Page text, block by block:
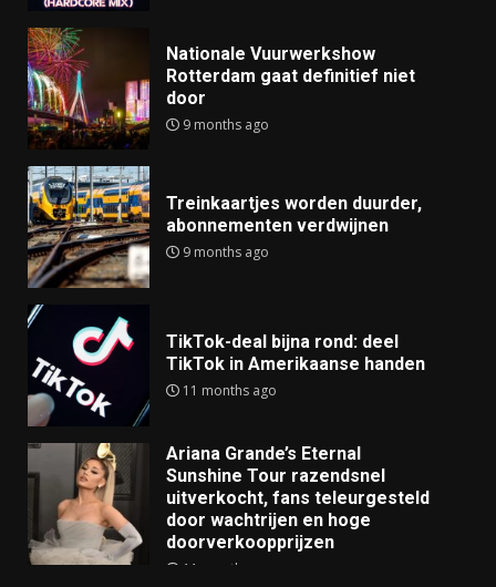
Nationale Vuurwerkshow
Rotterdam gaat definitief niet
door
9 months ago
Treinkaartjes worden duurder,
abonnementen verdwijnen
9 months ago
TikTok-deal bijna rond: deel
TikTok in Amerikaanse handen
11 months ago
Ariana Grande’s Eternal
Sunshine Tour razendsnel
uitverkocht, fans teleurgesteld
door wachtrijen en hoge
doorverkoopprijzen
11 months ago